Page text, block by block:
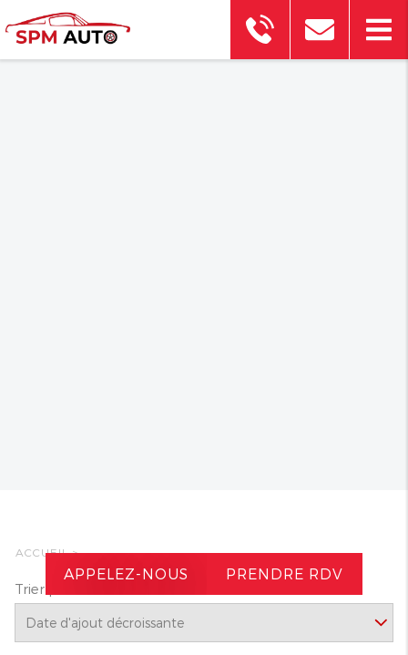
APPELEZ-NOUS PRENDRE RDV
ACCUEIL >
Trier par